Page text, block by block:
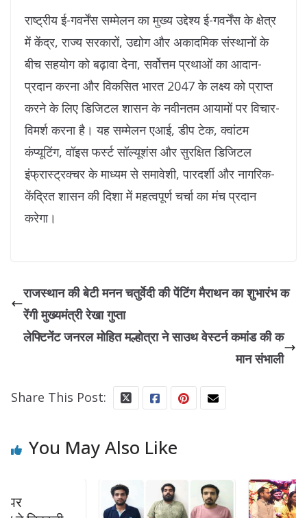
राष्ट्रीय ई-गवर्नेंस सम्मेलन का मुख्य उद्देश्य ई-गवर्नेंस के क्षेत्र
में केंद्र, राज्य सरकारों, उद्योग और अकादमिक संस्थानों के
बीच सहयोग को बढ़ावा देना, सर्वोत्तम प्रथाओं का आदान-
प्रदान करना और विकसित भारत 2047 के लक्ष्य को प्राप्त
करने के लिए डिजिटल शासन के नवीनतम आयामों पर विचार-
विमर्श करना है। यह सम्मेलन एआई, डीप टेक, क्वांटम
कंप्यूटिंग, वॉइस फर्स्ट सॉल्यूशंस और सुरक्षित डिजिटल
इंफ्रास्ट्रक्चर के माध्यम से समावेशी, पारदर्शी और नागरिक-
केंद्रित शासन की दिशा में महत्वपूर्ण चर्चा का मंच प्रदान
करेगा।
राजस्थान की बेटी मनन चतुर्वेदी की पेंटिंग मैराथन का शुभारंभ क
रेंगी मुख्यमंत्री रेखा गुप्ता
लेफ्टिनेंट जनरल मोहित मल्होत्रा ने साउथ वेस्टर्न कमांड की क
मान संभाली
Share This Post:
You May Also Like